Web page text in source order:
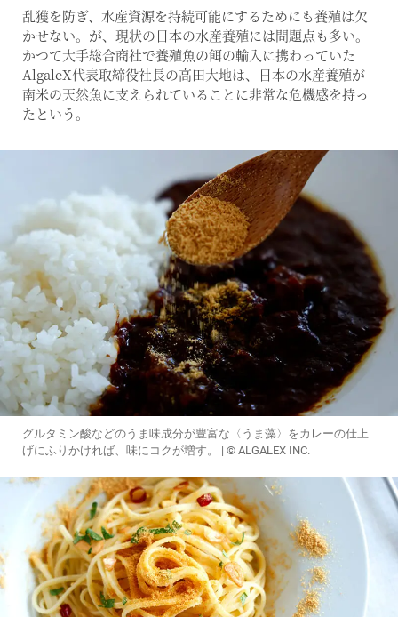
乱獲を防ぎ、水産資源を持続可能にするためにも養殖は欠
かせない。が、現状の日本の水産養殖には問題点も多い。
かつて大手総合商社で養殖魚の餌の輸入に携わっていた
AlgaleX代表取締役社長の高田大地は、日本の水産養殖が
南米の天然魚に支えられていることに非常な危機感を持っ
たという。
グルタミン酸などのうま味成分が豊富な〈うま藻〉をカレーの仕上
げにふりかければ、味にコクが増す。 | © ALGALEX INC.